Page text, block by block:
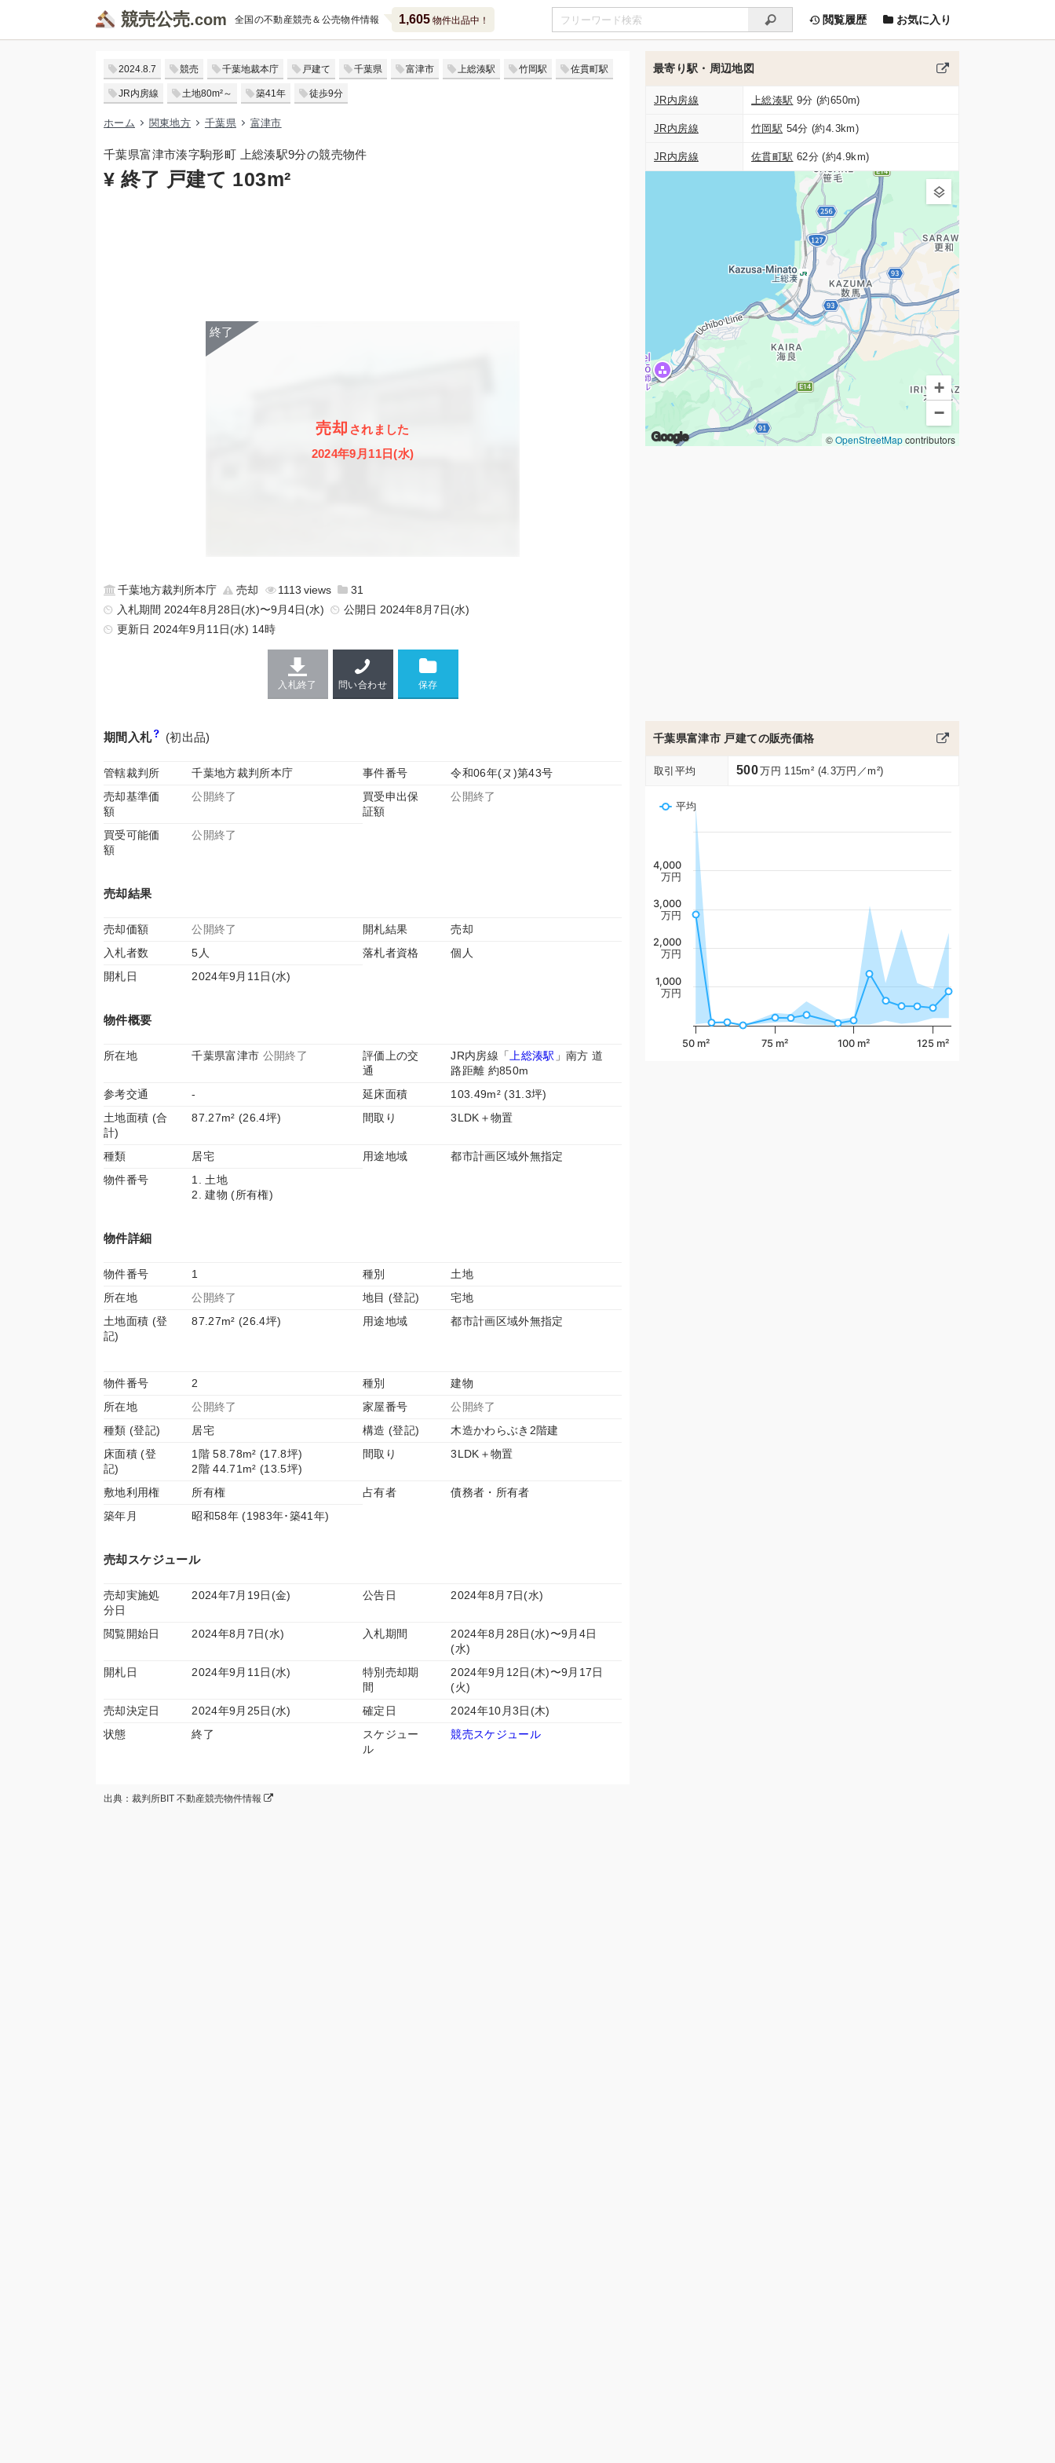
競売公売 全国の不動産競売＆公売物件情報 1,605物件出品中！ 閲覧履歴 お気に入り
2024.8.7 競売 千葉地裁本庁 戸建て 千葉県 富津市 上総湊駅 竹岡駅 佐貫町駅
JR内房線 土地80m²～ 築41年 徒歩9分
ホーム 関東地方 千葉県 富津市
千葉県富津市湊字駒形町 上総湊駅9分の競売物件
¥ 終了 戸建て 103m²
売却 されました
2024年9月11日(水)
千葉地方裁判所本庁 売却 1113
31
入札期間 2024年8月28日(水)〜9月4日(水)
公開日 2024年8月7日(水)
更新日 2024年9月11日(水) 14時
入札終了 問い合わせ
期間入札 (初出品)
管轄裁判所 千葉地方裁判所本庁 事件番号
令和06年(ヌ)第43号
売却基準価
額
公開終了
買受申出保
証額
公開終了
買受可能価
額
公開終了
売却結果
売却価額 公開終了 開札結果
売却
入札者数
5人 落札者資格
個人
開札日
2024年9月11日(水)
物件概要
所在地 千葉県富津市 公開終了
評価上の交
通
JR内房線「 上総湊駅 」南方 道
路距離 約850m
参考交通
- 延床面積
103.49m² (31.3坪)
土地面積 (合
計)
87.27m² (26.4坪) 間取り 3LDK＋物置
種類 居宅 用途地域
都市計画区域外無指定
物件番号
1. 土地
2. 建物 (所有権)
物件詳細
物件番号 1 種別
土地
所在地
公開終了 地目 (登記)
宅地
土地面積 (登
記)
87.27m² (26.4坪) 用途地域 都市計画区域外無指定
物件番号 2 種別
建物
所在地
公開終了 家屋番号
公開終了
種類 (登記)
居宅 構造 (登記)
木造かわらぶき2階建
床面積 (登
記)
1階 58.78m² (17.8坪)
2階 44.71m² (13.5坪)
間取り 3LDK＋物置
敷地利用権 所有権 占有者
債務者・所有者
築年月
昭和58年 (1983年･築41年)
売却スケジュール
売却実施処
分日
2024年7月19日(金) 公告日 2024年8月7日(水)
閲覧開始日 2024年8月7日(水) 入札期間
2024年8月28日(水)〜9月4日
(水)
開札日
2024年9月11日(水)
特別売却期
間
2024年9月12日(木)〜9月17日
(火)
売却決定日
2024年9月25日(水) 確定日
2024年10月3日(木)
状態
終了
スケジュー
ル
競売スケジュール
出典：裁判所BIT 不動産競売物件情報
最寄り駅・周辺地図
JR内房線 上総湊駅 9分 (約650m)
JR内房線 竹岡駅 54分 (約4.3km)
JR内房線 佐貫町駅 62分 (約4.9km)
Google
+
−
©OpenStreetMapcontributors
千葉県富津市 戸建ての販売価格
取引平均 500万円 115m² (4.3万円／m²)
平均
100 m²
50 m² 75 m² 125 m²
1,000
万円
2,000
万円
3,000
万円
4,000
万円